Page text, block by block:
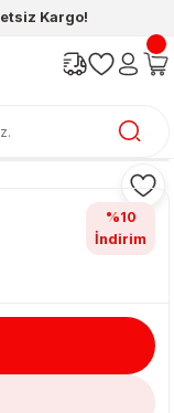
Kargo!
%10
İndirim